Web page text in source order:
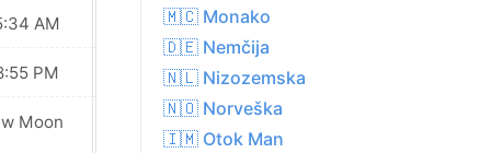
AM
PM
Moon
05:36 AM
08:52 PM
New Moon
🇲🇨 Monako
🇩🇪 Nemčija
🇳🇱 Nizozemska
🇳🇴 Norveška
🇮🇲 Otok Man